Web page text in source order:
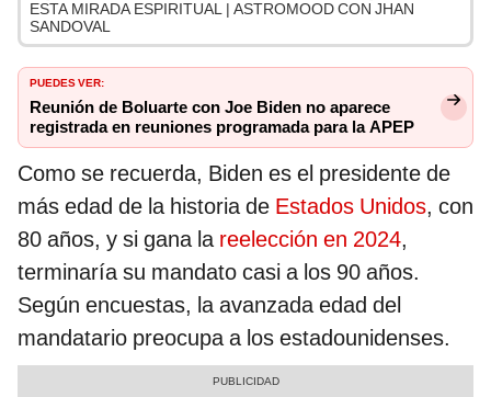
ESTA MIRADA ESPIRITUAL | ASTROMOOD CON JHAN
SANDOVAL
PUEDES VER:
Reunión de Boluarte con Joe Biden no aparece
registrada en reuniones programada para la APEP
Como se recuerda, Biden es el presidente de
más edad de la historia de Estados Unidos, con
80 años, y si gana la reelección en 2024,
terminaría su mandato casi a los 90 años.
Según encuestas, la avanzada edad del
mandatario preocupa a los estadounidenses.